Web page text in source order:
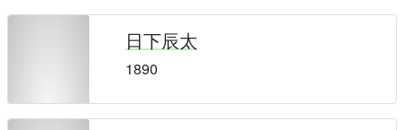
日下辰太
1890